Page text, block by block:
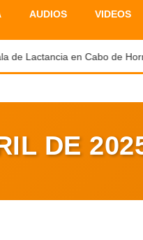
AUDIOS VIDEOS
Lactancia en Cabo de Hornos
DE